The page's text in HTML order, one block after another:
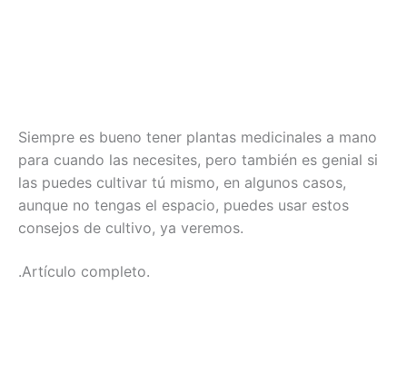
Siempre es bueno tener plantas medicinales a mano
para cuando las necesites, pero también es genial si
las puedes cultivar tú mismo, en algunos casos,
aunque no tengas el espacio, puedes usar estos
consejos de cultivo, ya veremos.
.Artículo completo.